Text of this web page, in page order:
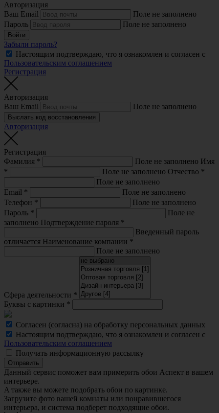
Авторизация
Ваш Email
Поле не заполнено
Пароль
Поле не заполнено
Войти
Забыли пароль?
Настоящим подтверждаю, что я ознакомлен и согласен с
Пользовательским соглашением
Регистрация
Авторизация
Ваш Email
Поле не заполнено
Выслать код восстановления
Авторизация
Регистрация
Фамилия * Поле не заполнено Имя
*
Поле не заполнено Отчество *
Поле не заполнено
Email *
Поле не заполнено
Телефон *
Поле не заполнено
Пароль *
Поле не
заполнено Подтверждение пароля *
Введенный пароль
отличается Наименование компании *
Поле не заполнено
Сфера деятельности *
Буквы с картинки *
Согласен (согласна) на обработку персональных данных
Настоящим подтверждаю, что я ознакомлен и согласен с
Пользовательским соглашением
Получать информационную рассылку
Отправить
Данный сервис поможет вам примерить обои Аспект в вашем
интерьере.
A также вы можете подобрать обои по картинке.
Загрузите фото вашей комнаты или понравившегося
интерьера, и система подберет подходящие обои.